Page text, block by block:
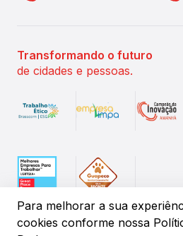
Para melhorar a sua
cookies conforme nossa
Transformando o futuro
de cidades e pessoas.